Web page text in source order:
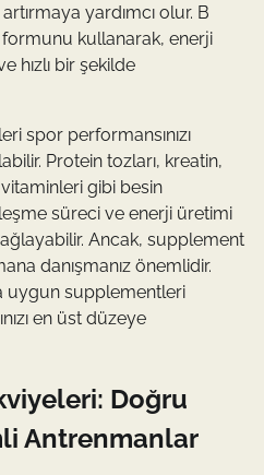
yardımcı olur. B
kullanarak, enerji
hızlı bir şekilde
spor performansınızı
Protein tozları, kreatin,
gibi besin
süreci ve enerji üretimi
Ancak, supplement
danışmanız önemlidir.
uygun supplementleri
en üst düzeye
Doğru
Antrenmanlar